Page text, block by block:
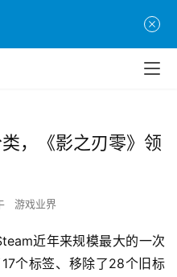
，《影之刃零》领
游戏业界
近年来规模最大的一次
个标签、移除了28个旧标